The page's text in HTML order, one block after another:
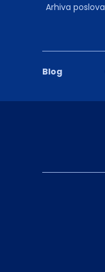
Blog
Arhiva poslova